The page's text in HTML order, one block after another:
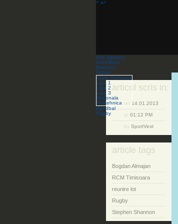
< a>
Alte Sporturi
Auto/Moto
Baschet
Fotbal
Cupa Romaniei
Liga 1
Liga 2
Liga 3
Nationala
Politehnica
Handbal
Rugby
articol scris in:
on 14.01.2013
at 01:12 PM
by SportVest
article tags
Bogdan Almajan
RCM Timisoara
reunire lot
Rugby
Stephen Shannon